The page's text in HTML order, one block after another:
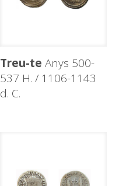
Treu-te Anys 500-
537 H. / 1106-1143
d. C.